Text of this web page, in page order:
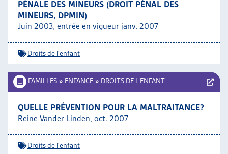
PÉNALE DES MINEURS (DROIT PÉNAL DES
MINEURS, DPMIN)
Juin 2003, entrée en vigueur janv. 2007
Droits de l'enfant
FAMILLES » ENFANCE » DROITS DE L’ENFANT
QUELLE PRÉVENTION POUR LA MALTRAITANCE?
Reine Vander Linden, oct. 2007
Droits de l'enfant